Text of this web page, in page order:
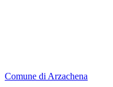
Comune di Arzachena